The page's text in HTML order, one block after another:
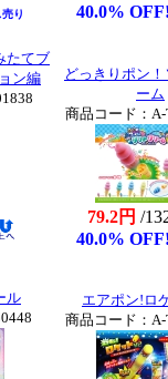
り
40.0%
たてブ
ン編
どっきりポン
ーム
商品コード：
79.2円 /
40.0%
ル
エアポン!ロ
商品コード：